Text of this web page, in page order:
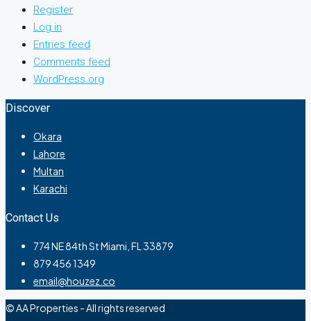
Register
Log in
Entries feed
Comments feed
WordPress.org
Discover
Okara
Lahore
Multan
Karachi
Contact Us
774 NE 84th St Miami, FL 33879
879 456 1349
email@houzez.co
© AA Properties - All rights reserved